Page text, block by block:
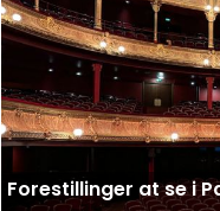
Forestillinger at se i